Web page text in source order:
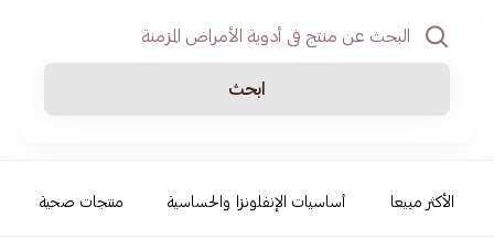
ابحث
الأكثر مبيعا أساسيات الإنفلونزا والحساسية منتجات صحية